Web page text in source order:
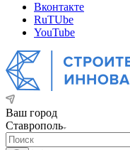
Вконтакте
RuTUbe
YouTube
Ваш город
Ставрополь